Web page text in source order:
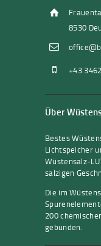
8530
+43
Über
Bestes
Lichtspeicher
Wüstensalz-
salzigen
Die im
200
gebunden.